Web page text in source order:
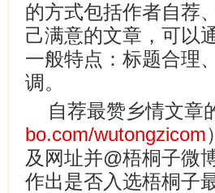
的方式包括作者自荐
己满意的文章，可以
一般特点：标题合理
调。
自荐最赞乡情文章
bo.com/wutongzicom
及网址并@梧桐子微
作出是否入选梧桐子